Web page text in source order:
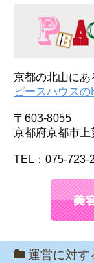
京都の北山に
ピースハウス
〒603-8055
京都府京都市上
TEL：075-723-
運営に対す